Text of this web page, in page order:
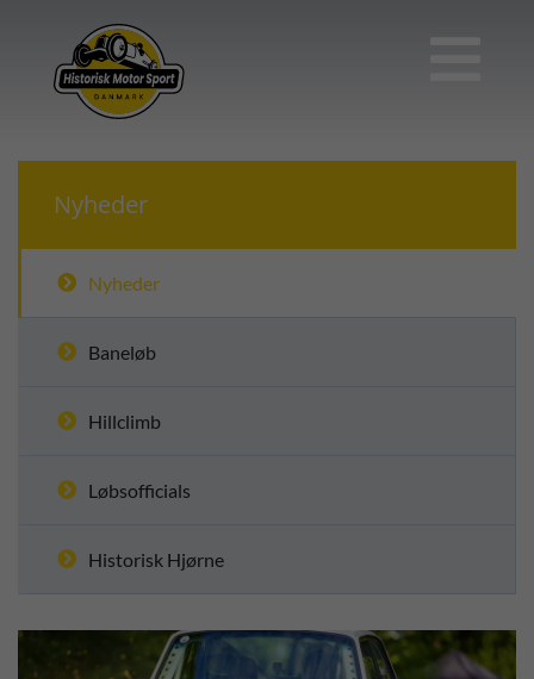
Nyheder
Nyheder
Baneløb
Hillclimb
Løbsofficials
Historisk Hjørne